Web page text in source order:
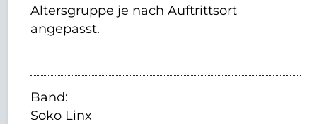
Altersgruppe je nach Auftrittsort
angepasst.
Band:
Soko Linx